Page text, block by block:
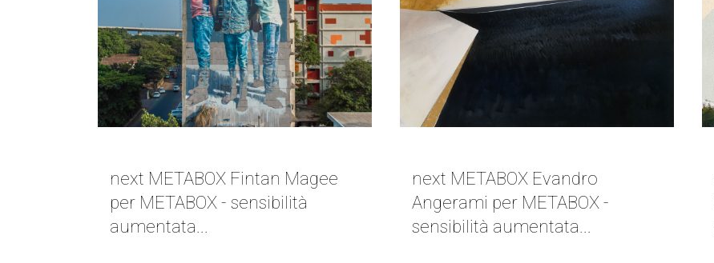
next METABOX Fintan Magee
per METABOX - sensibilità
aumentata...
next METABOX Evandro
Angerami per METABOX -
sensibilità aumentata...